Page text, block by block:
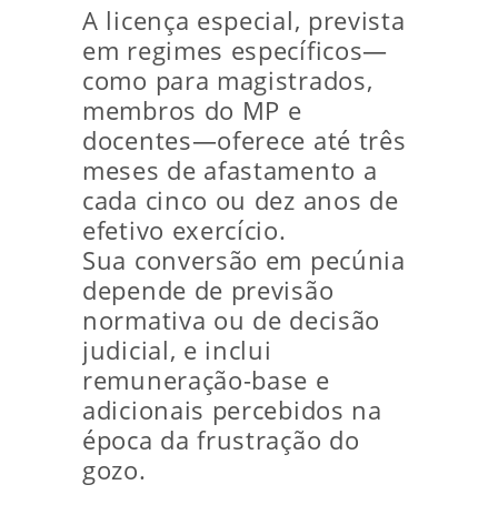
A licença especial, prevista
em regimes específicos—
como para magistrados,
membros do MP e
docentes—oferece até três
meses de afastamento a
cada cinco ou dez anos de
efetivo exercício.
Sua conversão em pecúnia
depende de previsão
normativa ou de decisão
judicial, e inclui
remuneração-base e
adicionais percebidos na
época da frustração do
gozo.